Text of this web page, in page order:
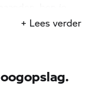
nog eens 24
+ Lees verder